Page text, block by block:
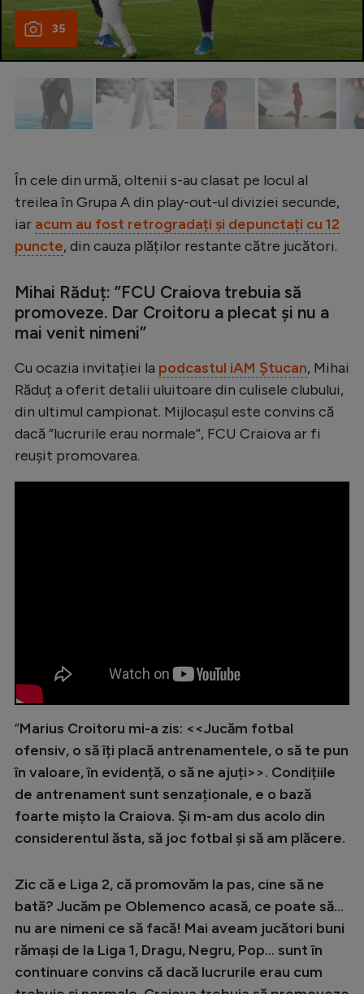
Auto
Rugby
Alte sporturi
JO 2024
Creează cont
35
În cele din urmă, oltenii s-au clasat pe locul al
treilea în Grupa A din play-out-ul diviziei secunde,
iar acum au fost retrogradați și depunctați cu 12
puncte, din cauza plăților restante către jucători.
Mihai Răduț: ”FCU Craiova trebuia să
promoveze. Dar Croitoru a plecat și nu a
mai venit nimeni”
Cu ocazia invitației la podcastul iAM Ștucan, Mihai
Răduț a oferit detalii uluitoare din culisele clubului,
din ultimul campionat. Mijlocașul este convins că
dacă ”lucrurile erau normale”, FCU Craiova ar fi
reușit promovarea.
”Marius Croitoru mi-a zis: <<Jucăm fotbal
ofensiv, o să îți placă antrenamentele, o să te pun
în valoare, în evidență, o să ne ajuți>>. Condițiile
de antrenament sunt senzaționale, e o bază
foarte mișto la Craiova. Și m-am dus acolo din
considerentul ăsta, să joc fotbal și să am plăcere.
Zic că e Liga 2, că promovăm la pas, cine să ne
bată? Jucăm pe Oblemenco acasă, ce poate să...
nu are nimeni ce să facă! Mai aveam jucători buni
rămași de la Liga 1, Dragu, Negru, Pop... sunt în
continuare convins că dacă lucrurile erau cum